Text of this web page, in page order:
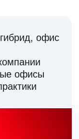
офис
офисы